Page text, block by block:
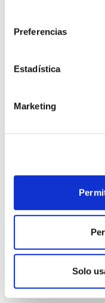
Preferencias
Estadística
Marketing
Solo